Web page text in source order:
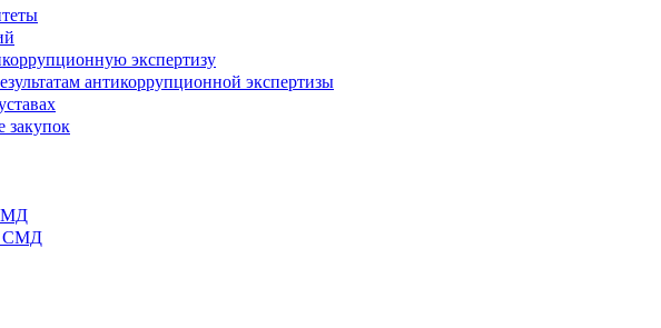
экспертизу
антикоррупционной экспертизы
закупок
СМД